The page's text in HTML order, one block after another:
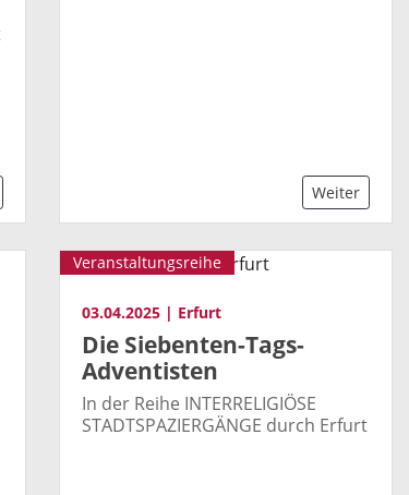
Weiter
Veranstaltungsreihe
03.04.2025 | Erfurt
Die Siebenten-Tags-
Adventisten
In der Reihe INTERRELIGIÖSE
STADTSPAZIERGÄNGE durch Erfurt